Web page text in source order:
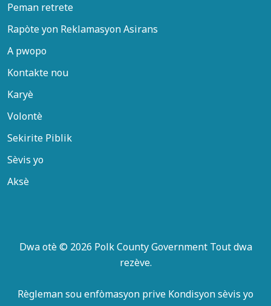
Peman retrete
Rapòte yon Reklamasyon Asirans
A pwopo
Kontakte nou
Karyè
Volontè
Sekirite Piblik
Sèvis yo
Aksè
Dwa otè © 2026 Polk County Government Tout dwa
rezève.
Règleman sou enfòmasyon prive Kondisyon sèvis yo